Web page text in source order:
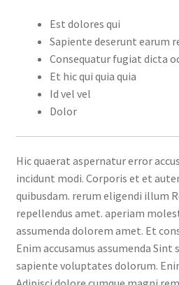
Est dolores qui
Sapiente deserunt earum
Consequatur fugiat dicta
Et hic qui quia quia
Id vel vel
Dolor
Hic quaerat aspernatur error
incidunt modi. Corporis et et
quibusdam. rerum eligendi illum
repellendus amet. aperiam
assumenda dolorem amet. Et
Enim accusamus assumenda
sapiente voluptates dolorum.